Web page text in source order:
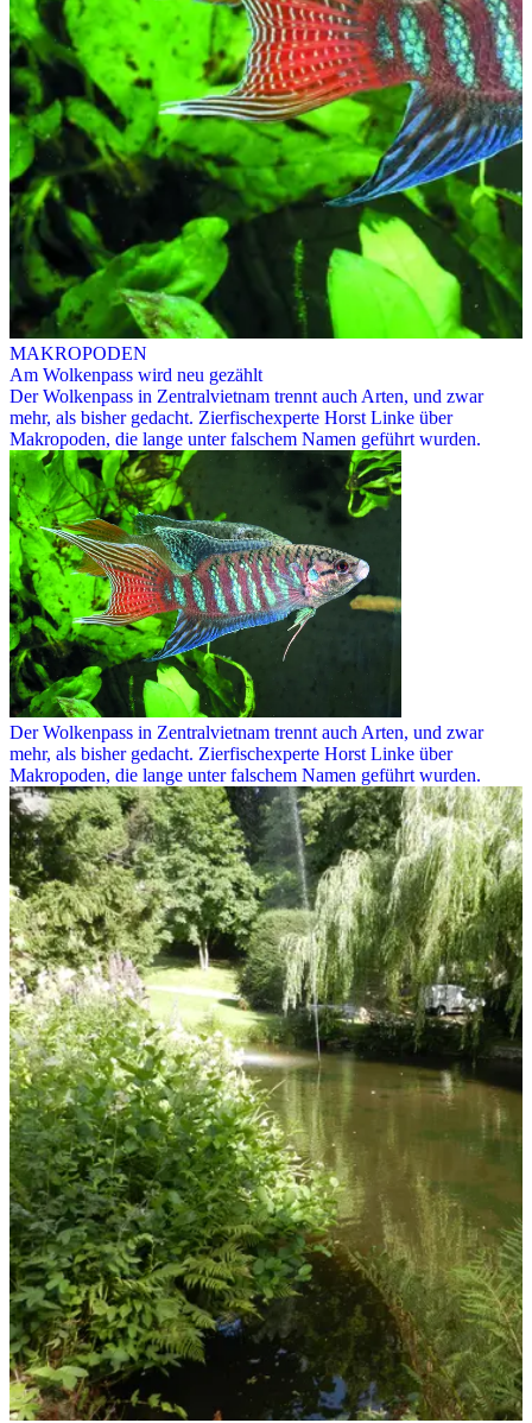
MAKROPODEN
Am Wolkenpass wird neu gezählt
Der Wolkenpass in Zentralvietnam trennt auch Arten, und zwar
mehr, als bisher gedacht. Zierfischexperte Horst Linke über
Makropoden, die lange unter falschem Namen geführt wurden.
Der Wolkenpass in Zentralvietnam trennt auch Arten, und zwar
mehr, als bisher gedacht. Zierfischexperte Horst Linke über
Makropoden, die lange unter falschem Namen geführt wurden.